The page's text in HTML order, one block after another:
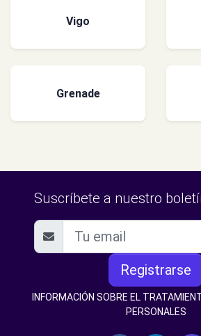
Vigo
Grenade
Suscríbete a nuestro
Registrarse
INFORMACIÓN SOBRE EL
PERSONALES